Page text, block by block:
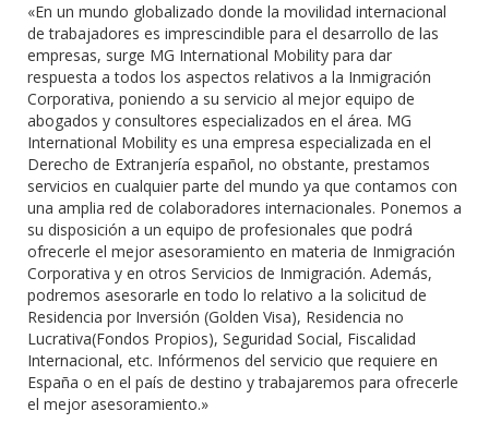
«En un mundo globalizado donde la movilidad internacional
de trabajadores es imprescindible para el desarrollo de las
empresas, surge MG International Mobility para dar
respuesta a todos los aspectos relativos a la Inmigración
Corporativa, poniendo a su servicio al mejor equipo de
abogados y consultores especializados en el área. MG
International Mobility es una empresa especializada en el
Derecho de Extranjería español, no obstante, prestamos
servicios en cualquier parte del mundo ya que contamos con
una amplia red de colaboradores internacionales. Ponemos a
su disposición a un equipo de profesionales que podrá
ofrecerle el mejor asesoramiento en materia de Inmigración
Corporativa y en otros Servicios de Inmigración. Además,
podremos asesorarle en todo lo relativo a la solicitud de
Residencia por Inversión (Golden Visa), Residencia no
Lucrativa(Fondos Propios), Seguridad Social, Fiscalidad
Internacional, etc. Infórmenos del servicio que requiere en
España o en el país de destino y trabajaremos para ofrecerle
el mejor asesoramiento.»